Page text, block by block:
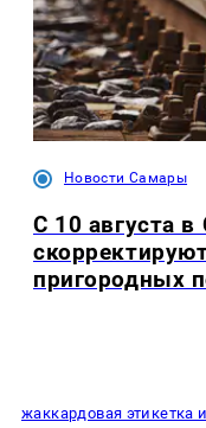
Новости Самары
С 10 августа
пригородных
жаккардовая этикетка